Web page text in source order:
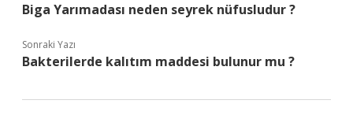
Biga Yarımadası neden seyrek nüfusludur ?
Sonraki Yazı
Bakterilerde kalıtım maddesi bulunur mu ?